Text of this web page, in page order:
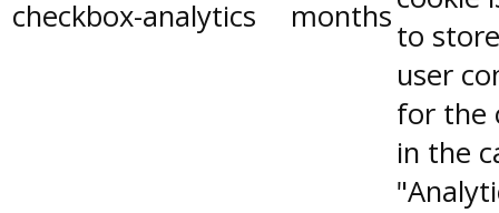
checkbox-analytics
months
to
user
for the
in the